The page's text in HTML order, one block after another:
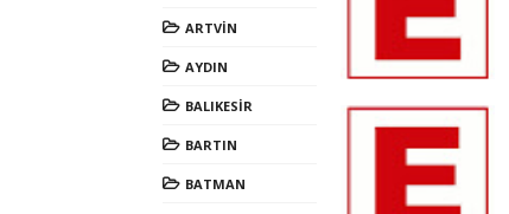
ARTVİN
AYDIN
BALIKESİR
BARTIN
BATMAN